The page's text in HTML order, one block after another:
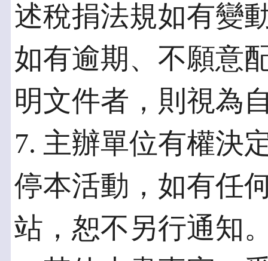
述稅捐法規如有變
如有逾期、不願意
明文件者，則視為
7. 主辦單位有權決
停本活動，如有任
站，恕不另行通知